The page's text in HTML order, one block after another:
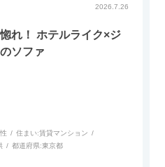
2026.7.26
れ！ ホテルライク×ジ
ソファ
住まい:賃貸マンション
都道府県:東京都